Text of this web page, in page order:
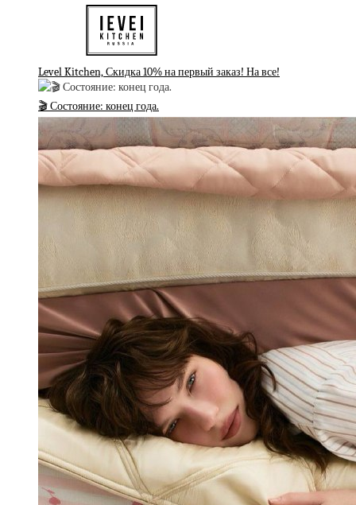
Level Kitchen, Скидка 10% на первый заказ! На все!
🎬 Состояние: конец года.